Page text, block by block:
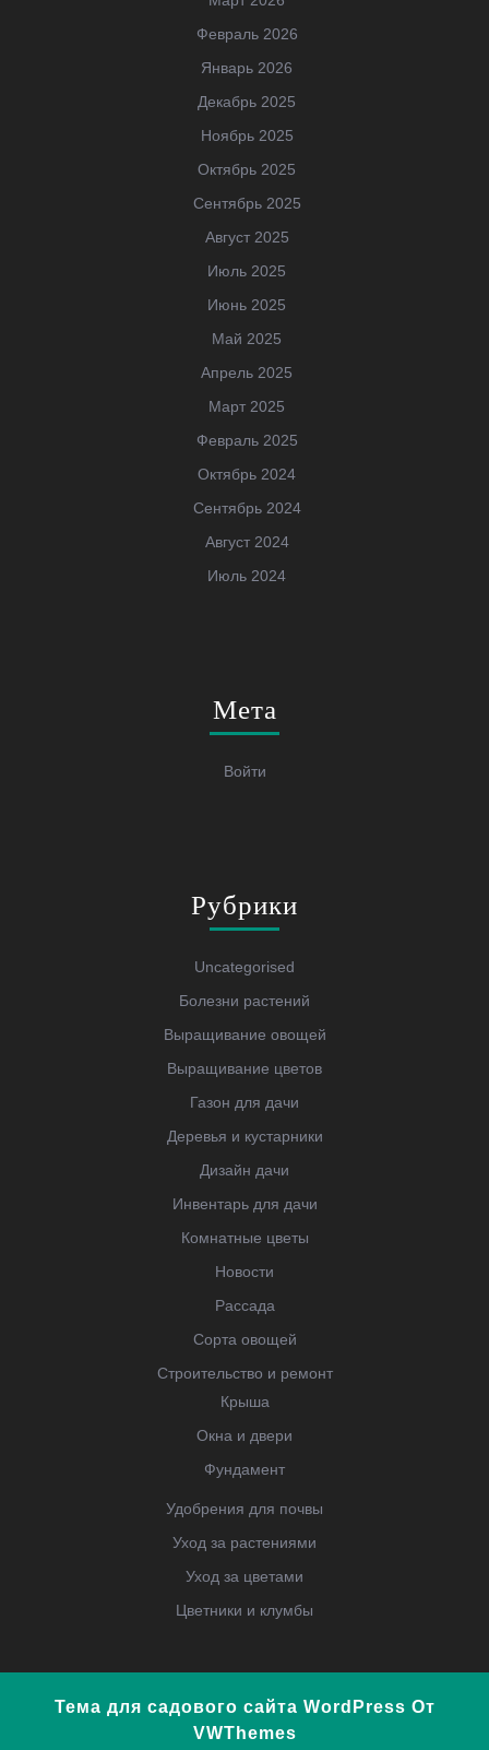
Февраль 2026
Январь 2026
Декабрь 2025
Ноябрь 2025
Октябрь 2025
Сентябрь 2025
Август 2025
Июль 2025
Июнь 2025
Май 2025
Апрель 2025
Март 2025
Февраль 2025
Октябрь 2024
Сентябрь 2024
Август 2024
Июль 2024
Мета
Войти
Рубрики
Uncategorised
Болезни растений
Выращивание овощей
Выращивание цветов
Газон для дачи
Деревья и кустарники
Дизайн дачи
Инвентарь для дачи
Комнатные цветы
Новости
Рассада
Сорта овощей
Строительство и ремонт
Крыша
Окна и двери
Фундамент
Удобрения для почвы
Уход за растениями
Уход за цветами
Цветники и клумбы
Тема для садового сайта WordPress От
VWThemes